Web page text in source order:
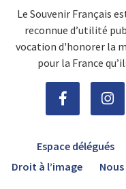
Le Souvenir Français
reconnue d’utilité
vocation d'honorer la
pour la France
Espace délégués
Droit à l’image